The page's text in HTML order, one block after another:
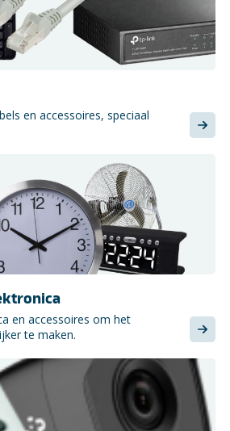
en accessoires, speciaal
en accessoires om het
te maken.